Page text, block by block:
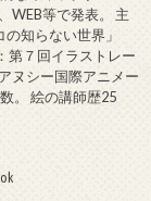
WEB等で発表。 主
知らない世界」
第７回イラストレー
ヌシー国際アニメー
。 絵の講師歴25